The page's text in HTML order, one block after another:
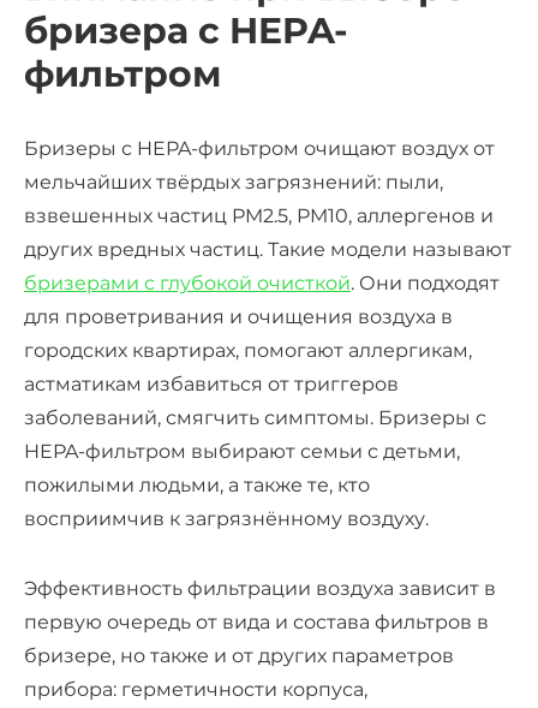
бризера с HEPA-
фильтром
Бризеры с HEPA-фильтром очищают воздух от
мельчайших твёрдых загрязнений: пыли,
взвешенных частиц PM2.5, PM10, аллергенов и
других вредных частиц. Такие модели называют
бризерами с глубокой очисткой. Они подходят
для проветривания и очищения воздуха в
городских квартирах, помогают аллергикам,
астматикам избавиться от триггеров
заболеваний, смягчить симптомы. Бризеры с
HEPA-фильтром выбирают семьи с детьми,
пожилыми людьми, а также те, кто
восприимчив к загрязнённому воздуху.
Эффективность фильтрации воздуха зависит в
первую очередь от вида и состава фильтров в
бризере, но также и от других параметров
прибора: герметичности корпуса,